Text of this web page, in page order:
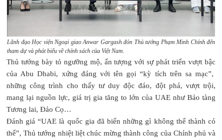
Lãnh đạo Học viện Ngoại giao Anwar Gargash đón Thủ tướng Phạm Minh Chính đến
tham dự và phát biểu về chính sách của Việt Nam.
Thủ tướng bày tỏ ngưỡng mộ, ấn tượng với sự phát triển vượt bậc
của Abu Dhabi, xứng đáng với tên gọi “kỳ tích trên sa mạc”,
những công trình cho thấy tư duy độc đáo, đột phá, vượt trội,
mang lại nguồn lực, giá trị gia tăng to lớn của UAE như Bảo tàng
Tương lai, Đảo Cọ…
Đánh giá “UAE là quốc gia đã biến những gì không thể thành có
thể”, Thủ tướng nhiệt liệt chúc mừng thành công của Chính phủ và